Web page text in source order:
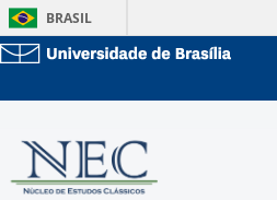
BRASIL